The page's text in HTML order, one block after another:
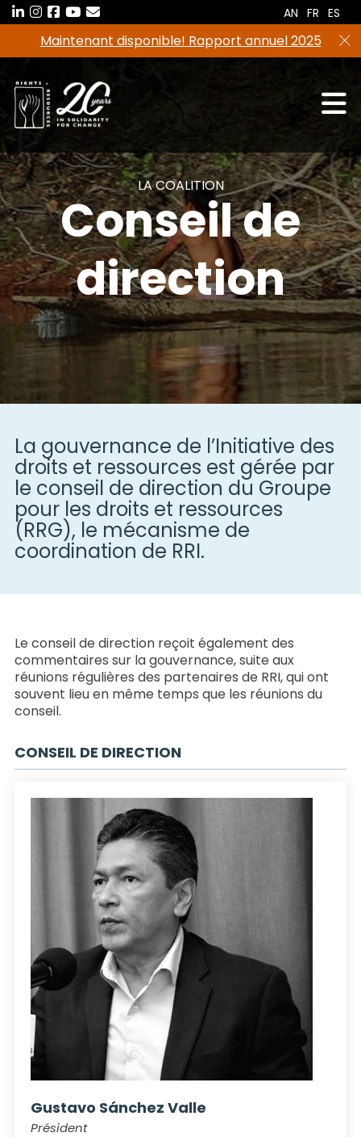
Aller
au
contenuMaintenant disponible! Rapport annuel 2025
AN FR ES
LA COALITION
Conseil de
direction
La gouvernance de l’Initiative des
droits et ressources est gérée par
le conseil de direction du Groupe
pour les droits et ressources
(RRG), le mécanisme de
coordination de RRI.
Le conseil de direction reçoit également des
commentaires sur la gouvernance, suite aux
réunions régulières des partenaires de RRI, qui ont
souvent lieu en même temps que les réunions du
conseil.
CONSEIL DE DIRECTION
Gustavo Sánchez Valle
Président